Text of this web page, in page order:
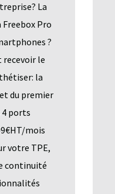
La
Pro
?
recevoir le
la
du premier
ports
mois
votre TPE,
continuité